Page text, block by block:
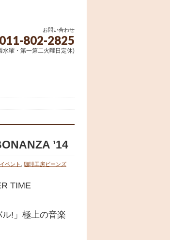
お問い合わせ
802-2825
水曜・第一第二火曜日定休)
’14
ベント 珈琲工房ビーンズ
TIME
!」極上の音楽